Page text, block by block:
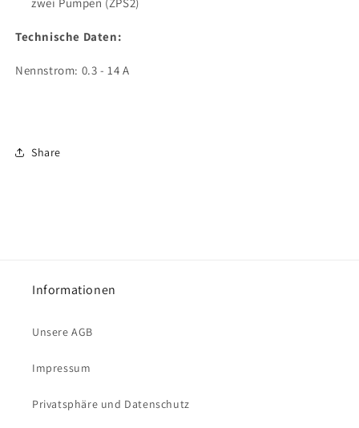
Technische Daten:
Nennstrom: 0.3 - 14 A
Share
Informationen
Unsere AGB
Impressum
Privatsphäre und Datenschutz